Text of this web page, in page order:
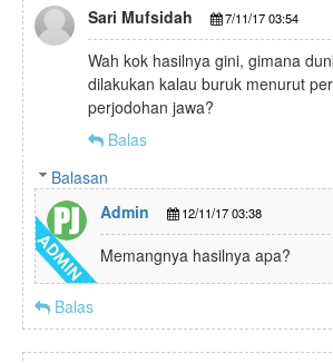
Sari Mufsidah 7/11/17 03:54
Wah kok hasilnya gini, gimana
dilakukan kalau buruk menurut
perjodohan jawa?
Balas
Balasan
Admin
12/11/17 03:38
Memangnya hasilnya apa?
Balas